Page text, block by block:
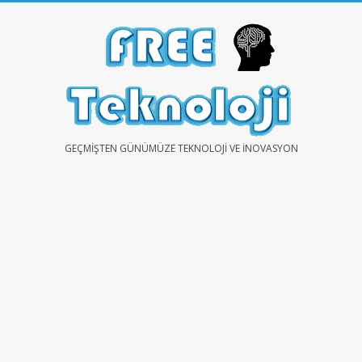
FREEGEÇMIŞTEN GÜNÜMÜZE TEKNOLOJI VE İNOVASYON